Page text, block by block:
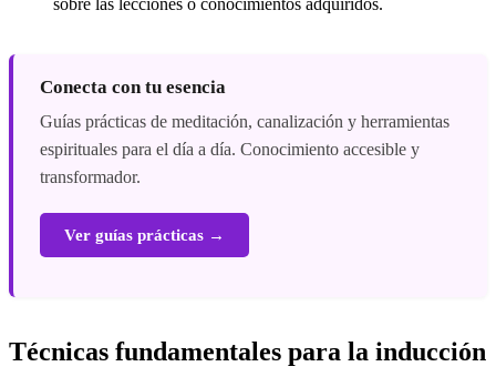
Conecta con tu esencia
Guías prácticas de meditación, canalización y herramientas
espirituales para el día a día. Conocimiento accesible y
transformador.
Ver guías prácticas →
Técnicas fundamentales para la inducción